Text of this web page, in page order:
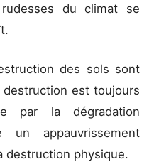
du climat se
des sols sont
est toujours
par la dégradation
un appauvrissement
destruction physique.